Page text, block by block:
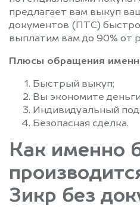
предлагает вам выкуп
документов (ПТС)
выплатим вам до 90% от
Плюсы обращения
Быстрый выкуп;
Вы экономите
Индивидуальный
Безопасная сделка.
Как именно
Зикр без